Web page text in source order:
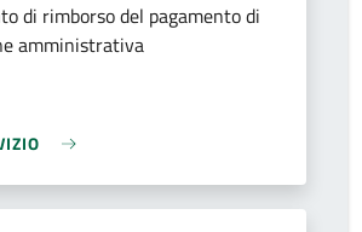
di rimborso del pagamento di
amministrativa